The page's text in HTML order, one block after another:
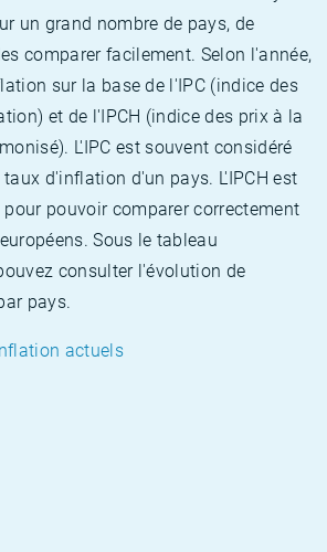
un grand nombre de pays, de
comparer facilement. Selon l'année,
sur la base de l'IPC (indice des
et de l'IPCH (indice des prix à la
L'IPC est souvent considéré
d'inflation d'un pays. L'IPCH est
pour pouvoir comparer correctement
Sous le tableau
consulter l'évolution de
pays.
actuels